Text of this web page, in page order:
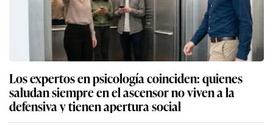
Los expertos en psicología coinciden: quienes
saludan siempre en el ascensor no viven a la
defensiva y tienen apertura social